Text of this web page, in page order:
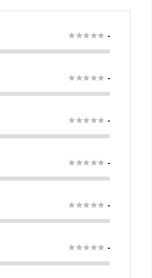
 -
 -
 -
 -
 -
 -